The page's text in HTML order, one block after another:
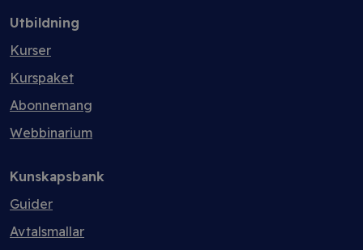
Utbildning
Kurser
Kurspaket
Abonnemang
Webbinarium
Kunskapsbank
Guider
Avtalsmallar